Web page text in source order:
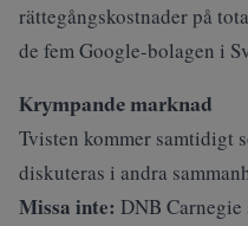
rättegångskostnader på
de fem Google-bolagen i
Krympande marknad
Tvisten kommer samtidigt
diskuteras i andra
Missa inte: DNB